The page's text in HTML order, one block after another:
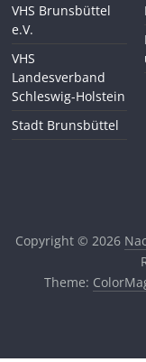
VHS Brunsbüttel
e.V.
VHS
Landesverband
Schleswig-Holstein
Stadt Brunsbüttel
Copyright © 2026
Theme: